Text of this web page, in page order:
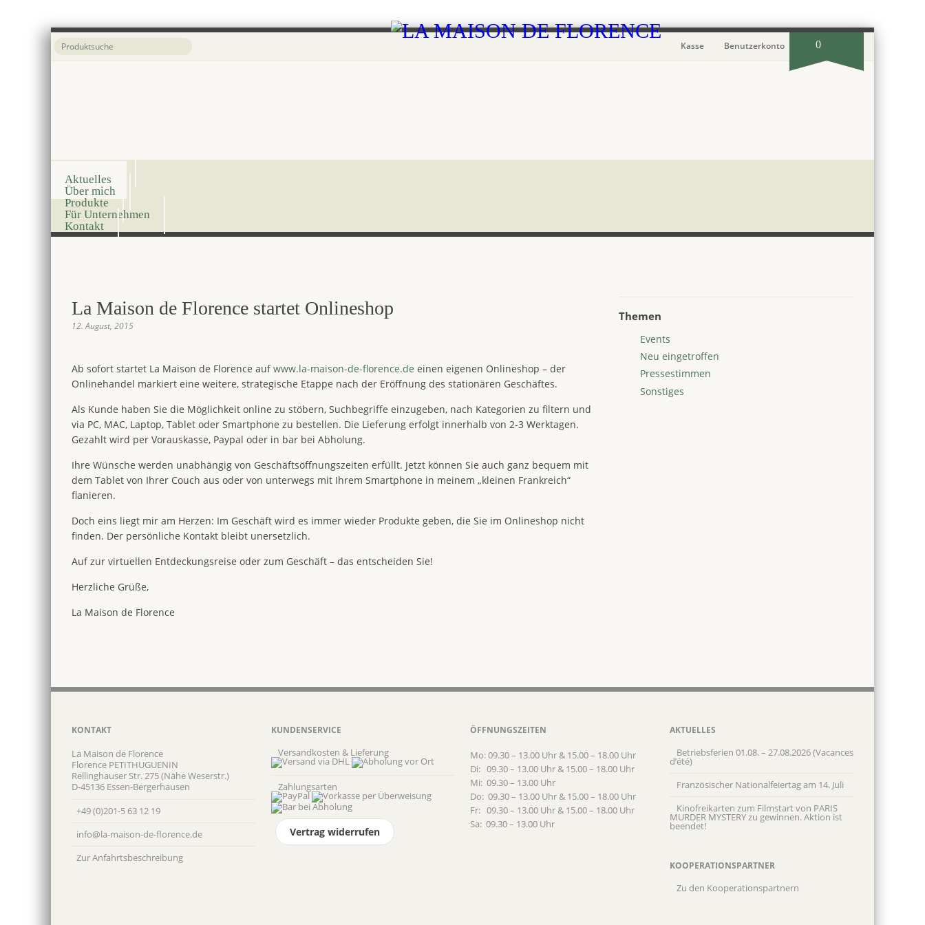
Kasse Benutzerkonto 0
Aktuelles
Über mich
Produkte
Für Unternehmen
Kontakt
La Maison de Florence startet Onlineshop
12. August, 2015
Ab sofort startet La Maison de Florence aufwww.la-maison-de-florence.de einen eigenen Onlineshop – der
Onlinehandel markiert eine weitere, strategische Etappe nach der Eröffnung des stationären Geschäftes.
Als Kunde haben Sie die Möglichkeit online zu stöbern, Suchbegriffe einzugeben, nach Kategorien zu filtern und
via PC, MAC, Laptop, Tablet oder Smartphone zu bestellen. Die Lieferung erfolgt innerhalb von 2-3 Werktagen.
Gezahlt wird per Vorauskasse, Paypal oder in bar bei Abholung.
Ihre Wünsche werden unabhängig von Geschäftsöffnungszeiten erfüllt. Jetzt können Sie auch ganz bequem mit
dem Tablet von Ihrer Couch aus oder von unterwegs mit Ihrem Smartphone in meinem „kleinen Frankreich“
flanieren.
Doch eins liegt mir am Herzen: Im Geschäft wird es immer wieder Produkte geben, die Sie im Onlineshop nicht
finden. Der persönliche Kontakt bleibt unersetzlich.
Auf zur virtuellen Entdeckungsreise oder zum Geschäft – das entscheiden Sie!
Herzliche Grüße,
La Maison de Florence
Themen
Events
Neu eingetroffen
Pressestimmen
Sonstiges
KONTAKT
La Maison de Florence
Florence PETITHUGUENIN
Rellinghauser Str. 275 (Nähe Weserstr.)
D-45136 Essen-Bergerhausen
+49 (0)201-5 63 12 19
info@la-maison-de-florence.de
Zur Anfahrts­beschreibung
KUNDENSERVICE
Versandkosten & Lieferung
Zahlungsarten
Vertrag widerrufen
ÖFFNUNGSZEITEN
Mo: 09.30 – 13.00 Uhr & 15.00 – 18.00 Uhr
Di: 09.30 – 13.00 Uhr & 15.00 – 18.00 Uhr
Mi: 09.30 – 13.00 Uhr
Do: 09.30 – 13.00 Uhr & 15.00 – 18.00 Uhr
Fr: 09.30 – 13.00 Uhr & 15.00 – 18.00 Uhr
Sa: 09.30 – 13.00 Uhr
AKTUELLES
Betriebsferien 01.08. – 27.08.2026 (Vacances
d’été)
Französischer Nationalfeiertag am 14. Juli
Kinofreikarten zum Filmstart von PARIS
MURDER MYSTERY zu gewinnen. Aktion ist
beendet!
KOOPERATIONSPARTNER
Zu den Kooperationspartnern